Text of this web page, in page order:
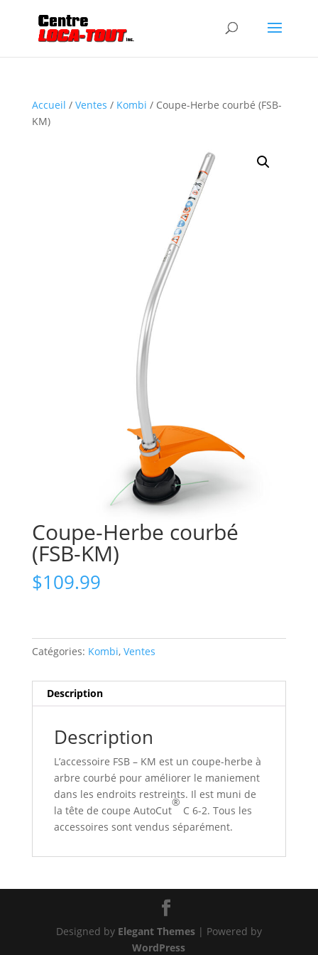
Accueil / Ventes / Kombi / Coupe-Herbe courbé (FSB-
KM)
Coupe-Herbe courbé
(FSB-KM)
$109.99
Catégories: Kombi, Ventes
Description
Description
L’accessoire FSB – KM est un coupe-herbe à
arbre courbé pour améliorer le maniement
dans les endroits restreints. Il est muni de
la tête de coupe AutoCut
®
C 6-2. Tous les
accessoires sont vendus séparément.
Designed by Elegant Themes| Powered by
WordPress